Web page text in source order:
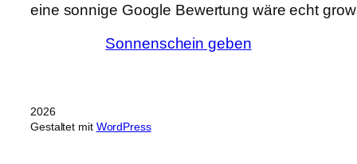
eine sonnige Google Bewertung wäre echt
Sonnenschein geben
2026
Gestaltet mit WordPress